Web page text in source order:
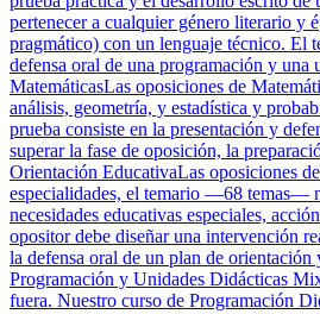
pertenecer a cualquier género literario y
pragmático) con un lenguaje técnico. El
defensa oral de una programación y
MatemáticasLas oposiciones de
análisis, geometría, y estadística y
prueba consiste en la presentación y
superar la fase de oposición, la
Orientación EducativaLas oposiciones
especialidades, el temario —68 temas—
necesidades educativas especiales,
opositor debe diseñar una intervención
la defensa oral de un plan de
Programación y Unidades Didácticas
fuera. Nuestro curso de Programación